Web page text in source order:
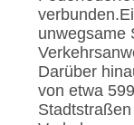
unwegsame
Darüber
von etwa